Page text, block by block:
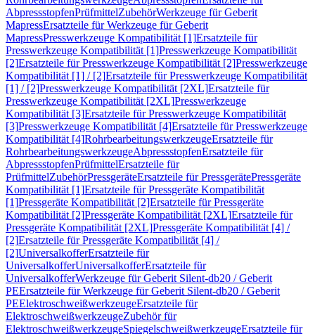
AbpressstopfenPrüfmittelZubehörWerkzeuge für Geberit
MapressErsatzteile für Werkzeuge für Geberit
MapressPresswerkzeuge Kompatibilität [1]Ersatzteile für
Presswerkzeuge Kompatibilität [1]Presswerkzeuge Kompatibilität
[2]Ersatzteile für Presswerkzeuge Kompatibilität [2]Presswerkzeuge
Kompatibilität [1] / [2]Ersatzteile für Presswerkzeuge Kompatibilität
[1] / [2]Presswerkzeuge Kompatibilität [2XL]Ersatzteile für
Presswerkzeuge Kompatibilität [2XL]Presswerkzeuge
Kompatibilität [3]Ersatzteile für Presswerkzeuge Kompatibilität
[3]Presswerkzeuge Kompatibilität [4]Ersatzteile für Presswerkzeuge
Kompatibilität [4]RohrbearbeitungswerkzeugeErsatzteile für
RohrbearbeitungswerkzeugeAbpressstopfenErsatzteile für
AbpressstopfenPrüfmittelErsatzteile für
PrüfmittelZubehörPressgeräteErsatzteile für PressgerätePressgeräte
Kompatibilität [1]Ersatzteile für Pressgeräte Kompatibilität
[1]Pressgeräte Kompatibilität [2]Ersatzteile für Pressgeräte
Kompatibilität [2]Pressgeräte Kompatibilität [2XL]Ersatzteile für
Pressgeräte Kompatibilität [2XL]Pressgeräte Kompatibilität [4] /
[2]Ersatzteile für Pressgeräte Kompatibilität [4] /
[2]UniversalkofferErsatzteile für
UniversalkofferUniversalkofferErsatzteile für
UniversalkofferWerkzeuge für Geberit Silent-db20 / Geberit
PEErsatzteile für Werkzeuge für Geberit Silent-db20 / Geberit
PEElektroschweißwerkzeugeErsatzteile für
ElektroschweißwerkzeugeZubehör für
ElektroschweißwerkzeugeSpiegelschweißwerkzeugeErsatzteile für